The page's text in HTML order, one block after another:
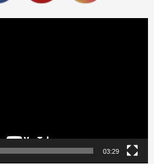
03:29